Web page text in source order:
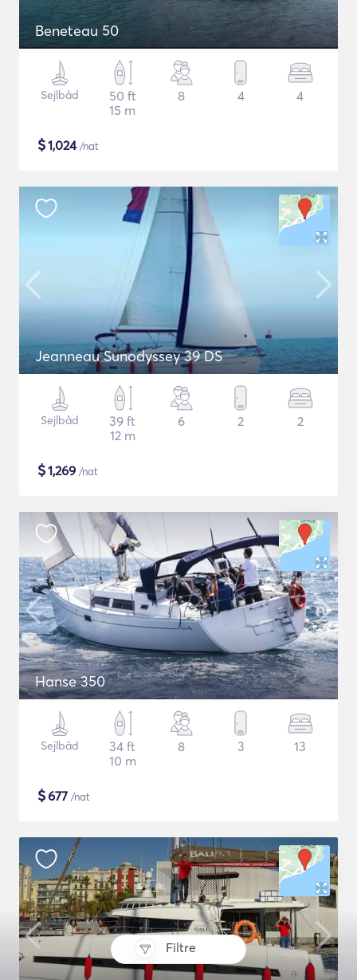
Filtre
Beneteau 50
Sejlbåd
50 ft
15 m
8 4 4
$1,024/nat
Jeanneau Sunodyssey 39 DS
Sejlbåd
39 ft
12 m
6 2 2
$1,269 /nat
Hanse 350
Sejlbåd
34 ft
10 m
8 3 13
$677 /nat